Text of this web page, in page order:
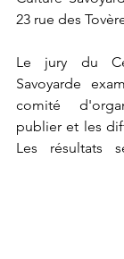
23 rue des
Le jury du
Savoyarde
comité
publier et les
Les résultats